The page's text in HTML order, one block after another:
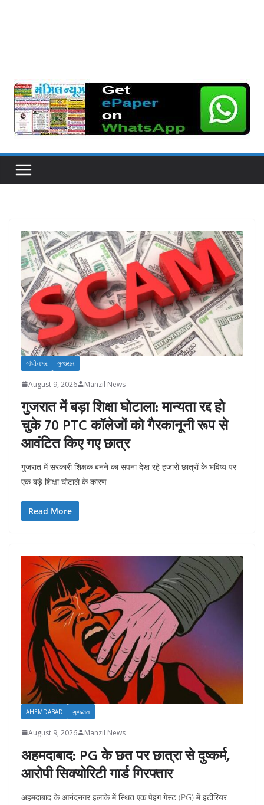
ગાંધીનગર ગુજરાત
August 9, 2026 Manzil News
गुजरात में बड़ा शिक्षा घोटाला: मान्यता रद्द हो
चुके 70 PTC कॉलेजों को गैरकानूनी रूप से
आवंटित किए गए छात्र
गुजरात में सरकारी शिक्षक बनने का सपना देख रहे हजारों छात्रों के भविष्य पर
एक बड़े शिक्षा घोटाले के कारण
Read More
AHEMDABAD ગુજરાત
August 9, 2026 Manzil News
अहमदाबाद: PG के छत पर छात्रा से दुष्कर्म,
आरोपी सिक्योरिटी गार्ड गिरफ्तार
अहमदाबाद के आनंदनगर इलाके में स्थित एक पेइंग गेस्ट (PG) में इंटीरियर